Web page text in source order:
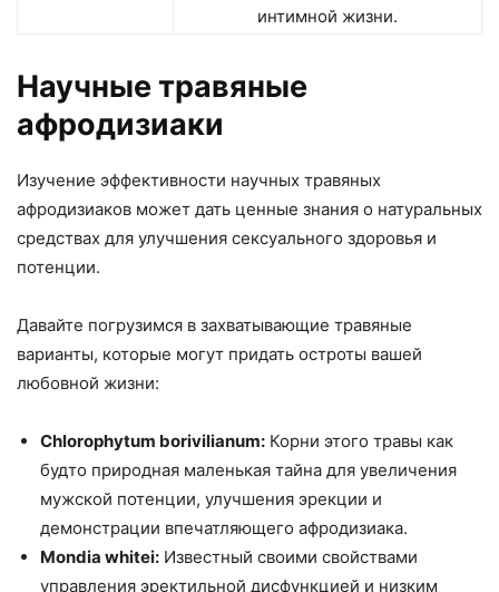
интимной жизни.
Научные травяные
афродизиаки
Изучение эффективности научных травяных
афродизиаков может дать ценные знания о натуральных
средствах для улучшения сексуального здоровья и
потенции.
Давайте погрузимся в захватывающие травяные
варианты, которые могут придать остроты вашей
любовной жизни:
Chlorophytum borivilianum: Корни этого травы как
будто природная маленькая тайна для увеличения
мужской потенции, улучшения эрекции и
демонстрации впечатляющего афродизиака.
Mondia whitei: Известный своими свойствами
управления эректильной дисфункцией и низким